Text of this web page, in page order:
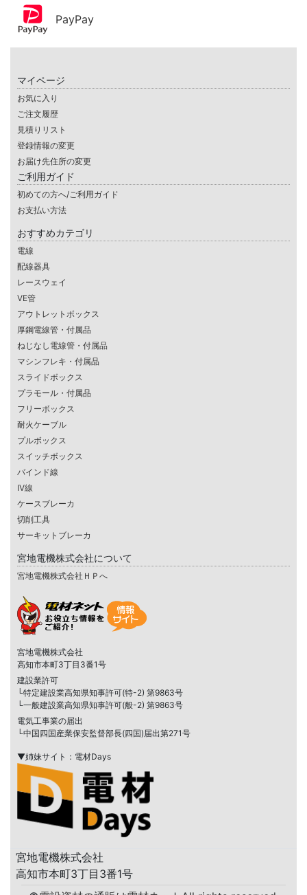
PayPay
マイページ
お気に入り
ご注文履歴
見積りリスト
登録情報の変更
お届け先住所の変更
ご利用ガイド
初めての方へ/ご利用ガイド
お支払い方法
おすすめカテゴリ
電線
配線器具
レースウェイ
VE管
アウトレットボックス
厚鋼電線管・付属品
ねじなし電線管・付属品
マシンフレキ・付属品
スライドボックス
プラモール・付属品
フリーボックス
耐火ケーブル
プルボックス
スイッチボックス
バインド線
IV線
ケースブレーカ
切削工具
サーキットブレーカ
宮地電機株式会社について
宮地電機株式会社ＨＰへ
宮地電機株式会社
高知市本町3丁目3番1号
建設業許可
└特定建設業高知県知事許可(特-2) 第9863号
└一般建設業高知県知事許可(般-2) 第9863号
電気工事業の届出
└中国四国産業保安監督部長(四国)届出第271号
▼姉妹サイト：電材Days
宮地電機株式会社
高知市本町3丁目3番1号